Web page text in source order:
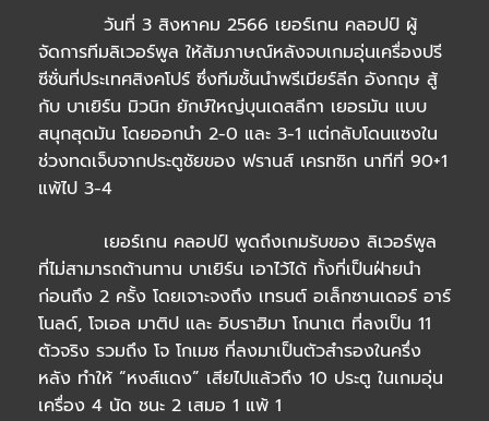
วันที่ 3 สิงหาคม 2566 เยอร์เกน คลอปป์ ผู้
จัดการทีมลิเวอร์พูล ให้สัมภาษณ์หลังจบเกมอุ่นเครื่องปรี
ซีซั่นที่ประเทศสิงคโปร์ ซึ่งทีมชั้นนำพรีเมียร์ลีก อังกฤษ สู้
กับ บาเยิร์น มิวนิก ยักษ์ใหญ่บุนเดสลีกา เยอรมัน แบบ
สนุกสุดมัน โดยออกนำ 2-0 และ 3-1 แต่กลับโดนแซงใน
ช่วงทดเจ็บจากประตูชัยของ ฟรานส์ เครทซิก นาทีที่ 90+1
แพ้ไป 3-4
เยอร์เกน คลอปป์ พูดถึงเกมรับของ ลิเวอร์พูล
ที่ไม่สามารถต้านทาน บาเยิร์น เอาไว้ได้ ทั้งที่เป็นฝ่ายนำ
ก่อนถึง 2 ครั้ง โดยเจาะจงถึง เทรนต์ อเล็กซานเดอร์ อาร์
โนลด์, โจเอล มาติป และ อิบราฮิมา โกนาเต ที่ลงเป็น 11
ตัวจริง รวมถึง โจ โกเมซ ที่ลงมาเป็นตัวสำรองในครึ่ง
หลัง ทำให้ “หงส์แดง” เสียไปแล้วถึง 10 ประตู ในเกมอุ่น
เครื่อง 4 นัด ชนะ 2 เสมอ 1 แพ้ 1